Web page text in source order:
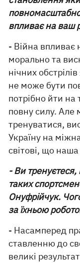
впливає на ваш
- Війна впливає
морально та
нічних
не може бути
потрібно йти
повну силу. Але
тренуватися,
Україну на
світові, що
- Ви
таких
Онуфрійчук.
за їхньою
- Насамперед
ставленню до
великі